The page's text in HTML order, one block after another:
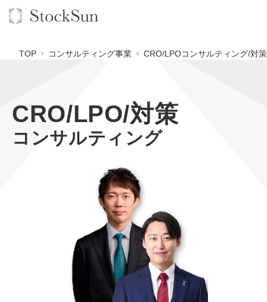
オーダーメイド支援
TOP
BPO支援
定額制営業代行『カリトルくん』
定額制採用代行・RPO『トルトルくん』
営業改善特化の動画制作『動画でカリトルくん』
定額LINE運用代行『LINEマキトルくん』
格安でAI導入支援『あいのりAI』
拡散付1日密着動画制作『まるごと社長』
1本無料で記事を制作『SEOトライアル』
定額制LP制作・改善『最強LP』
採用YouTubeチャンネル構築『トリトル』
会社概要・役員紹介
TOP コンサルティング事業 CRO/LPOコンサルティング/対策
CRO/LPO/対策
コンサルティング